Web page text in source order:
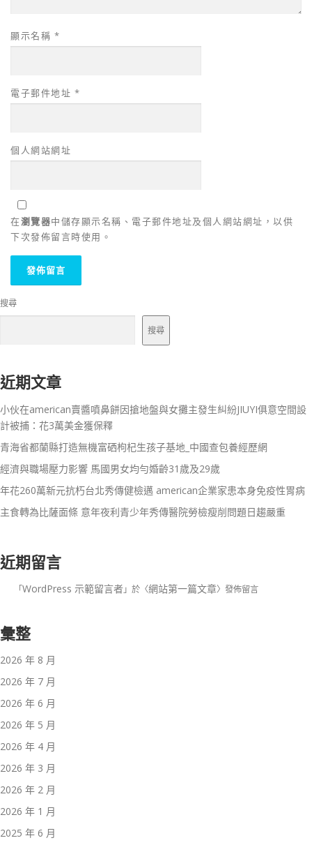
顯示名稱 *
電子郵件地址 *
個人網站網址
在瀏覽器中儲存顯示名稱、電子郵件地址及個人網站網址，以供
下次發佈留言時使用。
搜尋
搜尋
近期文章
小伙在american賣醬噴鼻餅因搶地盤與女攤主發生糾紛JIUYI俱意空間設
計被捕：花3萬美金獲保釋
青海省都蘭縣打造無機富硒枸杞生孩子基地_中國查包養經歷網
經濟與職場壓力影響 馬國男女均勻婚齡31歲及29歲
年花260萬新元抗朽台北秀傳健檢邁 american企業家患本身免疫性胃病
主食轉為比薩面條 意年夜利青少年秀傳醫院勞檢瘦削問題日趨嚴重
近期留言
「WordPress 示範留言者」於〈網站第一篇文章〉發佈留言
彙整
2026 年 8 月
2026 年 7 月
2026 年 6 月
2026 年 5 月
2026 年 4 月
2026 年 3 月
2026 年 2 月
2026 年 1 月
2025 年 6 月